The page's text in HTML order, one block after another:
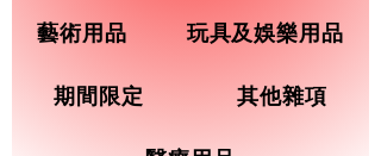
藝術用品 玩具及娛樂用品
期間限定 其他雜項